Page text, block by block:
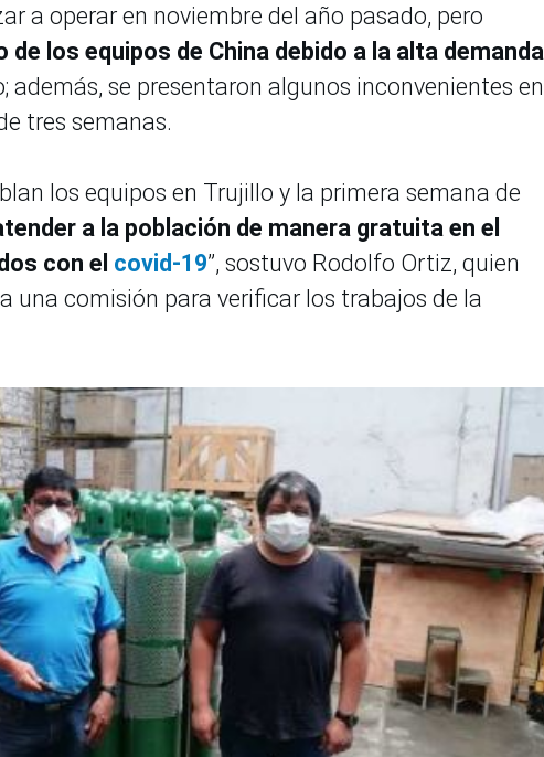
a operar en noviembre del año pasado, pero
de los equipos de China debido a la alta demanda
además, se presentaron algunos inconvenientes en
tres semanas.
los equipos en Trujillo y la primera semana de
a la población de manera gratuita en el
con el covid-19”, sostuvo Rodolfo Ortiz, quien
una comisión para verificar los trabajos de la